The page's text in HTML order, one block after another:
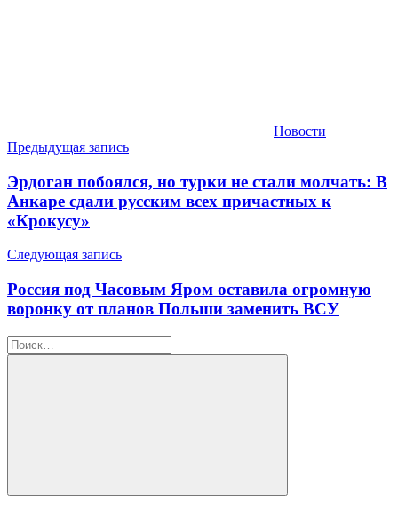
Новости
Навигация
по
записям
Предыдущая запись
Эрдоган побоялся, но турки не стали молчать: В
Анкаре сдали русским всех причастных к
«Крокусу»
Следующая запись
Россия под Часовым Яром оставила огромную
воронку от планов Польши заменить ВСУ
Найти:
Поиск